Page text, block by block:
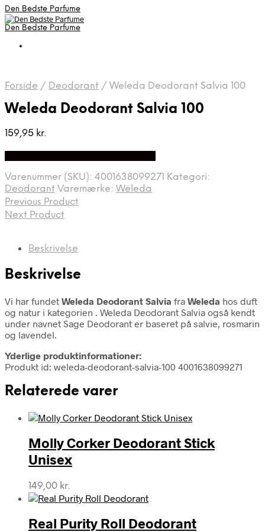
Den Bedste Parfume
Den Bedste Parfume
Forside / Deodorant / Weleda Deodorant Salvia 100
Weleda Deodorant Salvia 100
159,95 kr.
Varenummer (SKU): 4001638099271 Kategori:
Deodorant Varemærke: Weleda
Previous Product
Next Product
Beskrivelse
Beskrivelse
Vi har fundet Weleda Deodorant Salvia fra Weleda hos duft
og natur i kategorien . Weleda Deodorant Salvia også kendt
under navnet Sage Deodorant er baseret på salvie, rosmarin
og lavendel.
Yderlige produktinformationer:
Produkt id: weleda-deodorant-salvia-100 4001638099271
Relaterede varer
Molly Corker Deodorant Stick
Unisex
149,00 kr.
Real Purity Roll Deodorant